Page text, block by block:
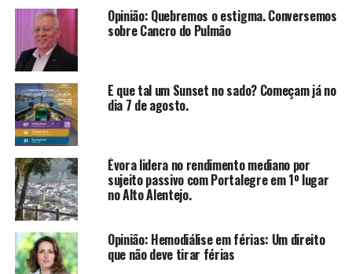
Opinião: Quebremos o estigma. Conversemos
sobre Cancro do Pulmão
E que tal um Sunset no sado? Começam já no
dia 7 de agosto.
Évora lidera no rendimento mediano por
sujeito passivo com Portalegre em 1º lugar
no Alto Alentejo.
Opinião: Hemodiálise em férias: Um direito
que não deve tirar férias